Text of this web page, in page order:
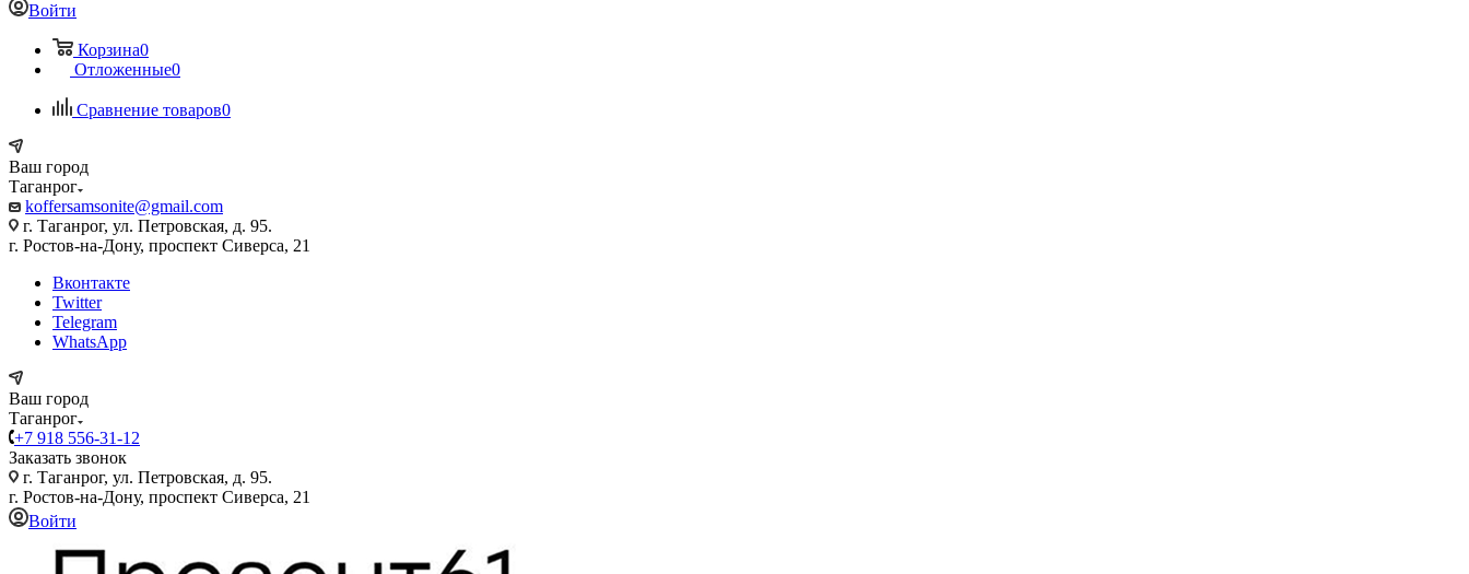
Войти
Корзина0
Отложенные0
Сравнение товаров0
Ваш город
Таганрог
koffersamsonite@gmail.com
г. Таганрог, ул. Петровская, д. 95.
г. Ростов-на-Дону, проспект Сиверса, 21
Вконтакте
Twitter
Telegram
WhatsApp
Ваш город
Таганрог
+7 918 556-31-12
Заказать звонок
г. Таганрог, ул. Петровская, д. 95.
г. Ростов-на-Дону, проспект Сиверса, 21
Войти